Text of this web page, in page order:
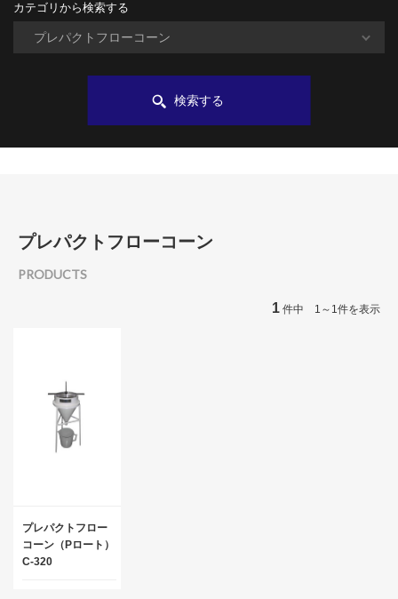
カテゴリから検索する
検索する
プレパクトフローコーン
PRODUCTS
1 件中 1～1件を表示
プレパクトフロー
コーン（Pロート）
C-320